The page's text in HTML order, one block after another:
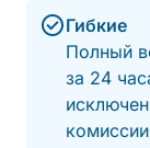
остановкам
Тщательно
что вы
Гибкие
Полный
за 24